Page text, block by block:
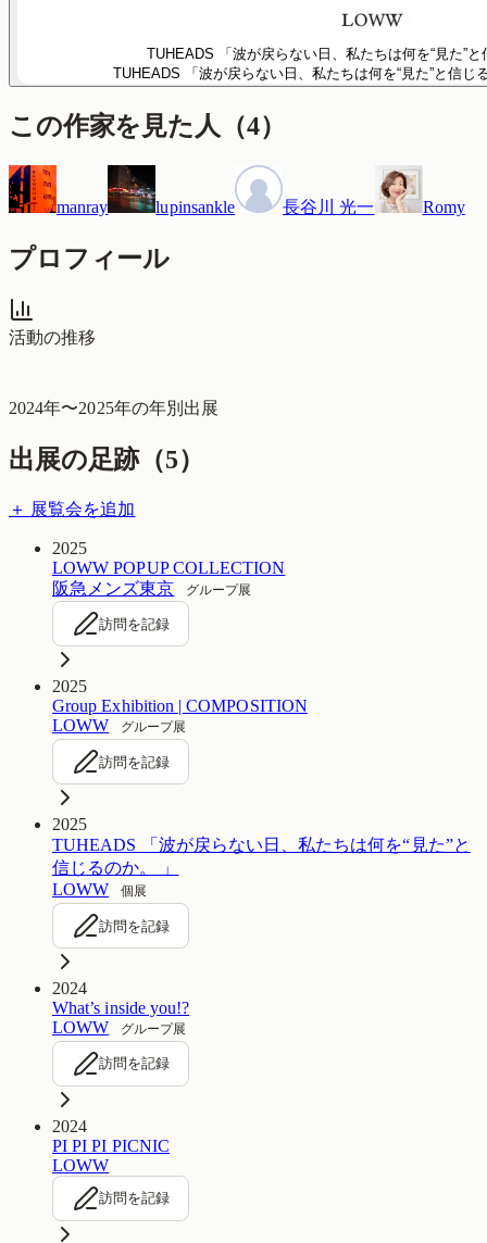
TUHEADS 「波が戻らない日、私たちは何を“見た”
TUHEADS 「波が戻らない日、私たちは何を“見た”と信じ
この作家を見た人 （4）
manray lupinsankle 長谷川 光一 Romy
プロフィール
活動の推移
2024年〜2025年の年別出展
出展の足跡（5）
＋ 展覧会を追加
2025
LOWW POPUP COLLECTION
阪急メンズ東京
グループ展
訪問を記録
2025
Group Exhibition | COMPOSITION
LOWW
グループ展
訪問を記録
2025
TUHEADS 「波が戻らない日、私たちは何を“見た”と
信じるのか。 」
LOWW
個展
訪問を記録
2024
What’s inside you!?
LOWW
グループ展
訪問を記録
2024
PI PI PI PICNIC
LOWW
訪問を記録